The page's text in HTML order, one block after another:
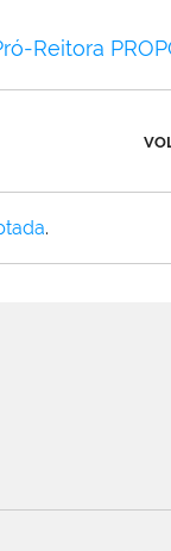
Reitora
.